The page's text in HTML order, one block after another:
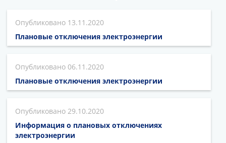
Государственный и муниципальный контроль
Муниципальное имущество
Публичные слушания и общественные обсуждения
Документы
13.11.2020
Плановые отключения электроэнергии
06.11.2020
Плановые отключения электроэнергии
29.10.2020
Информация о плановых отключениях
электроэнергии